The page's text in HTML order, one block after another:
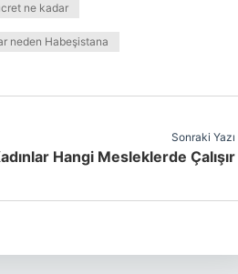
ne kadar
neden Habeşistana
Sonraki Yazı
Hangi Mesleklerde Çalışır